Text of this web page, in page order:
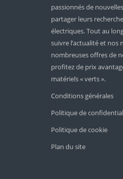
passionnés de
partager leurs
électriques. Tout au
suivre l’actualité et nos
nombreuses offres de
profitez de prix
matériels « verts ».
Conditions générales
Politique de
Politique de cookie
Plan du site